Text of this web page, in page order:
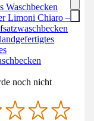
Waschbecken
Limoni Chiaro –
noch nicht